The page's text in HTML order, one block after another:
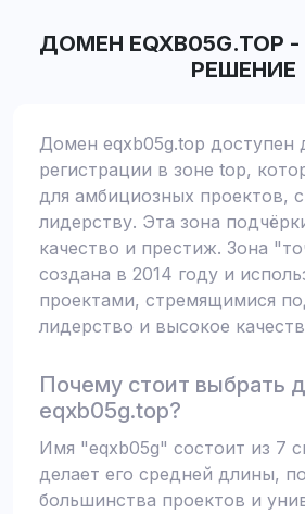
ДОМЕН EQXB05G.TOP -
РЕШЕНИЕ
Домен eqxb05g.top доступен
регистрации в зоне top,
для амбициозных проектов,
лидерству. Эта зона
качество и престиж. Зона
создана в 2014 году и
проектами, стремящимися
лидерство и высокое
Почему стоит выбрать
eqxb05g.top?
Имя "eqxb05g" состоит из 7
делает его средней длины,
большинства проектов и